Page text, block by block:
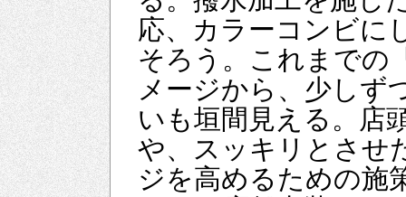
応、カラーコンビに
そろう。これまでの
メージから、少しず
いも垣間見える。店
や、スッキリとさせ
ジを高めるための施